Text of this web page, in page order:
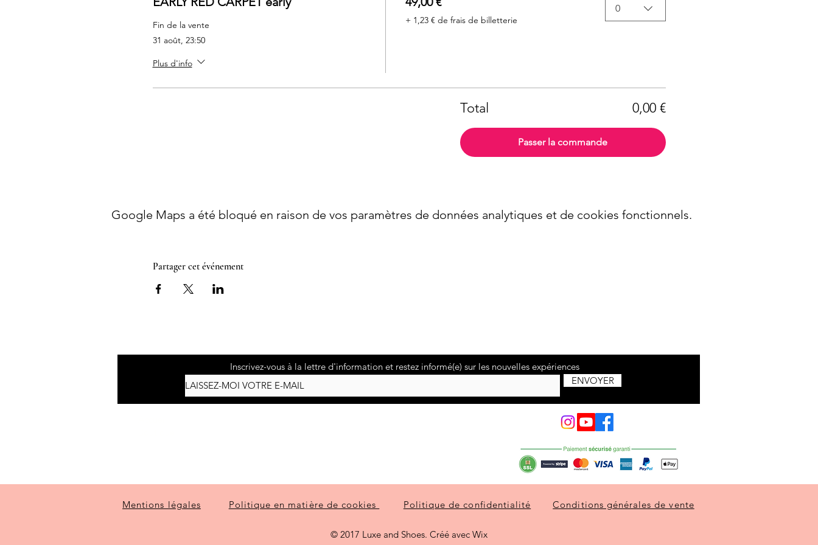
Fin de la vente
31 août, 23:50
Plus d'info
+ 1,23 € de frais de billetterie
0
Total 0,00 €
Passer la commande
Google Maps a été bloqué en raison de vos paramètres de données analytiques et de cookies fonctionnels.
Partager cet événement
Inscrivez-vous à la lettre d'information et restez informé(e) sur les nouvelles expériences
ENVOYER
Mentions légales Politique en matière de cookies Politique de confidentialité Conditions générales de vente
© 2017 Luxe and Shoes. Créé avec Wix